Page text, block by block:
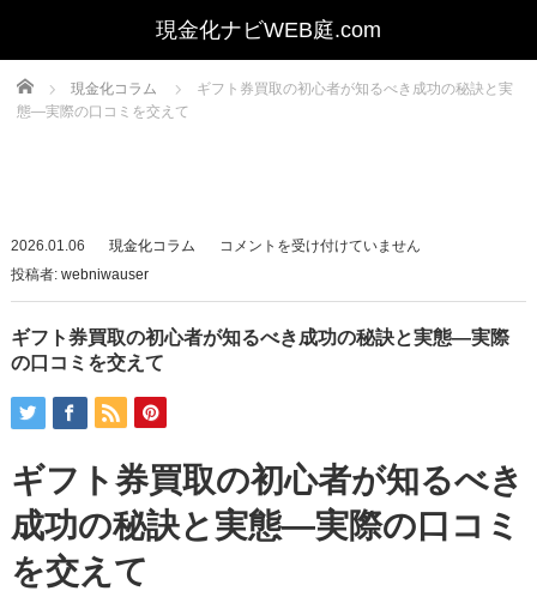
Home 現金化コラム
ギフト券買取の初心者が知るべき成功の秘訣と実
態—実際の口コミを交えて
2026.01.06 現金化コラム
ギ
ト
券
心
者
が
コメントを受け付けていません
投稿者: webniwauser
ギフト券買取の初心者が知るべき成功の秘訣と実態—実際
の口コミを交えて
ギフト券買取の初心者が知るべき
成功の秘訣と実態—実際の口コミ
を交えて